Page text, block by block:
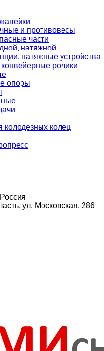
и противовесы
части
натяжной
натяжные устройства
ролики
опоры
колодезных колец
ул. Московская, 286